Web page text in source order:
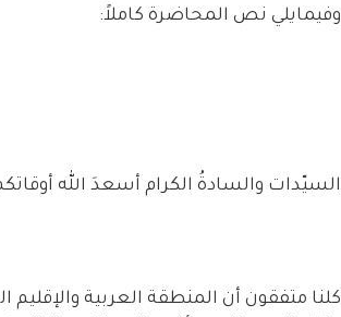
وفيمايلي نص المحاضرة كاملاً:
السيّدات والسادةُ الكرام أسعدَ الله
كلنا متفقون أن المنطقة العربية